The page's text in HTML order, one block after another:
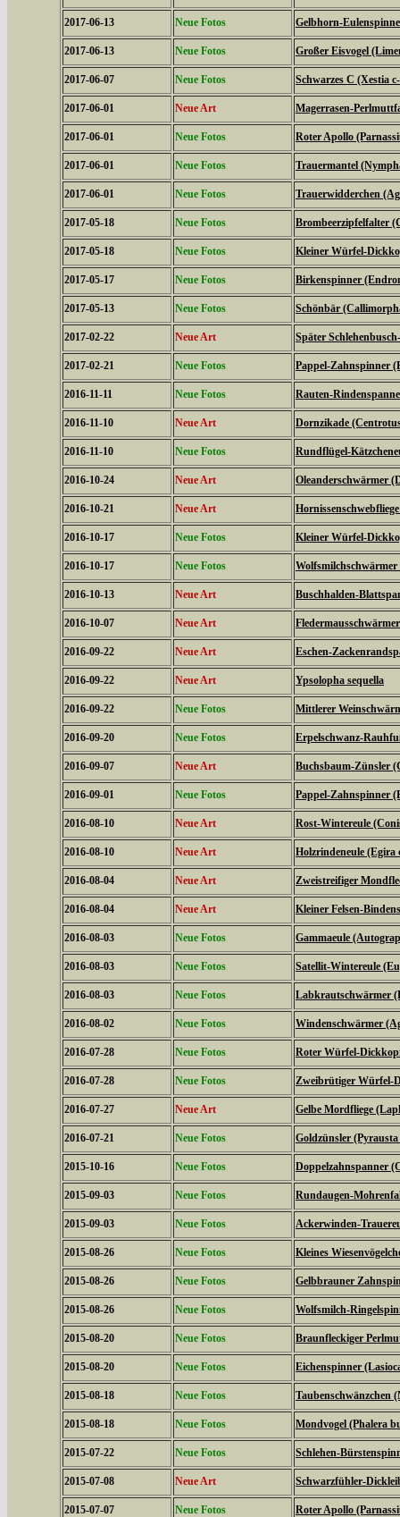
2017-06-13 Neue Fotos Gelbhorn-
2017-06-13 Neue Fotos Großer Eisvogel
2017-06-07 Neue Fotos Schwarzes C (Xestia
2017-06-01 Neue Art Magerrasen-
2017-06-01 Neue Fotos Roter Apollo
2017-06-01 Neue Fotos Trauermantel
2017-06-01 Neue Fotos Trauerwidderchen
2017-05-18 Neue Fotos Brombeerzipfelfalter
2017-05-18 Neue Fotos Kleiner Würfel-
2017-05-17 Neue Fotos Birkenspinner
2017-05-13 Neue Fotos Schönbär
2017-02-22 Neue Art Später
2017-02-21 Neue Fotos Pappel-Zahnspinner
2016-11-11 Neue Fotos Rauten-
2016-11-10 Neue Art Dornzikade
2016-11-10 Neue Fotos Rundflügel-
2016-10-24 Neue Art Oleanderschwärmer
2016-10-21 Neue Art
2016-10-17 Neue Fotos Kleiner Würfel-
2016-10-17 Neue Fotos
2016-10-13 Neue Art Buschhalden-
2016-10-07 Neue Art
2016-09-22 Neue Art Eschen-
2016-09-22 Neue Art Ypsolopha sequella
2016-09-22 Neue Fotos Mittlerer
2016-09-20 Neue Fotos Erpelschwanz-
2016-09-07 Neue Art Buchsbaum-Zünsler
2016-09-01 Neue Fotos Pappel-Zahnspinner
2016-08-10 Neue Art Rost-Wintereule
2016-08-10 Neue Art Holzrindeneule (Egira
2016-08-04 Neue Art Zweistreifiger
2016-08-04 Neue Art Kleiner Felsen-
2016-08-03 Neue Fotos Gammaeule
2016-08-03 Neue Fotos Satellit-Wintereule
2016-08-03 Neue Fotos Labkrautschwärmer
2016-08-02 Neue Fotos Windenschwärmer
2016-07-28 Neue Fotos Roter Würfel-
2016-07-28 Neue Fotos Zweibrütiger Würfel-
2016-07-27 Neue Art Gelbe Mordfliege
2016-07-21 Neue Fotos Goldzünsler
2015-10-16 Neue Fotos Doppelzahnspanner
2015-09-03 Neue Fotos Rundaugen-
2015-09-03 Neue Fotos Ackerwinden-
2015-08-26 Neue Fotos Kleines
2015-08-26 Neue Fotos Gelbbrauner
2015-08-26 Neue Fotos Wolfsmilch-
2015-08-20 Neue Fotos Braunfleckiger
2015-08-20 Neue Fotos Eichenspinner
2015-08-18 Neue Fotos Taubenschwänzchen
2015-08-18 Neue Fotos Mondvogel (Phalera
2015-07-22 Neue Fotos Schlehen-
2015-07-08 Neue Art Schwarzfühler-
2015-07-07 Neue Fotos Roter Apollo